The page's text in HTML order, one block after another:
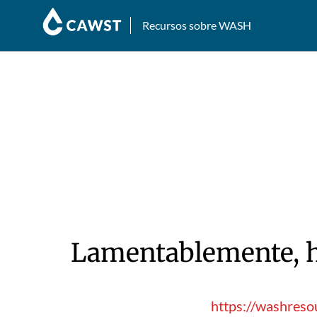
Recursos sobre WASH
Lamentablemente,
https://